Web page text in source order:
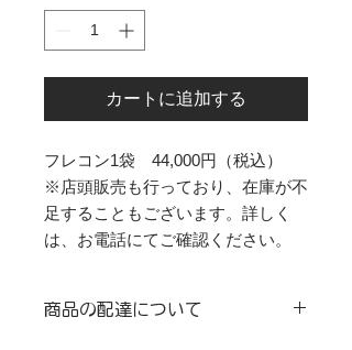
カートに追加する
フレコン1袋 44,000円（税込）
※店頭販売も行っており、在庫が不
足することもございます。詳しく
は、お電話にてご確認ください。
商品の配達について